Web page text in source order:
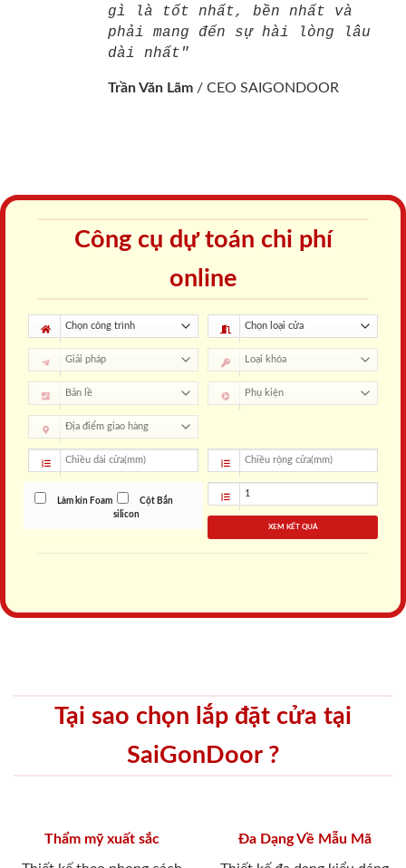
gì là tốt nhất, bền nhất và
phải mang đến sự hài lòng lâu
dài nhất"
Trần Văn Lãm / CEO SAIGONDOOR
Công cụ dự toán chi phí
online
Làm kín Foam
Cột Bắn
silicon
XEM KẾT QUẢ
Tại sao chọn lắp đặt cửa tại
SaiGonDoor ?
Thẩm mỹ xuất sắc Đa Dạng Về Mẫu Mã